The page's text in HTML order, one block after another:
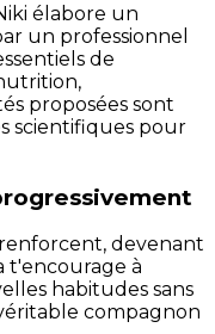
élabore un
un professionnel
de
proposées sont
scientifiques pour
devenant
t'encourage à
habitudes sans
compagnon